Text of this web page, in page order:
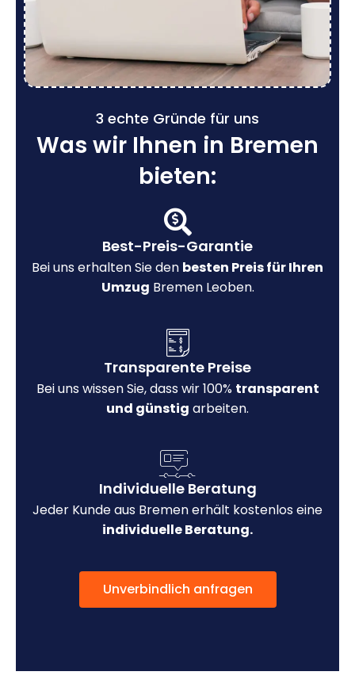
3 echte Gründe für uns
Was wir Ihnen in Bremen
bieten:
Best-Preis-Garantie
Bei uns erhalten Sie den besten Preis für Ihren
Umzug Bremen Leoben.
Transparente Preise
Bei uns wissen Sie, dass wir 100% transparent
und günstig arbeiten.
Individuelle Beratung
Jeder Kunde aus Bremen erhält kostenlos eine
individuelle Beratung.
Unverbindlich anfragen